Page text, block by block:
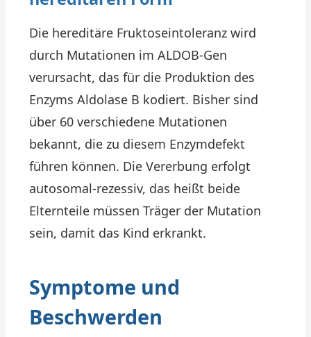
Die hereditäre Fruktoseintoleranz wird
durch Mutationen im ALDOB-Gen
verursacht, das für die Produktion des
Enzyms Aldolase B kodiert. Bisher sind
über 60 verschiedene Mutationen
bekannt, die zu diesem Enzymdefekt
führen können. Die Vererbung erfolgt
autosomal-rezessiv, das heißt beide
Elternteile müssen Träger der Mutation
sein, damit das Kind erkrankt.
Symptome und
Beschwerden